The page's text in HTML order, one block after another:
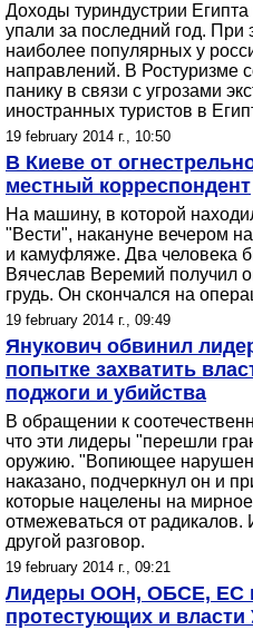
Доходы туриндустрии Египта
упали за последний год. При
наиболее популярных у
направлений. В Ростуризме
панику в связи с угрозами
иностранных туристов в
19 february 2014 г., 10:50
В Киеве от
местный корреспондент
На машину, в которой
"Вести", накануне вечером
и камуфляже. Два человека
Вячеслав Веремий получил
грудь. Он скончался на
19 february 2014 г., 09:49
Янукович обвинил
попытке захватить
поджоги и убийства
В обращении к
что эти лидеры "перешли
оружию. "Вопиющее
наказано, подчеркнул он и
которые нацелены на
отмежеваться от радикалов.
другой разговор.
19 february 2014 г., 09:21
Лидеры ООН, ОБСЕ, ЕС
протестующих и власти